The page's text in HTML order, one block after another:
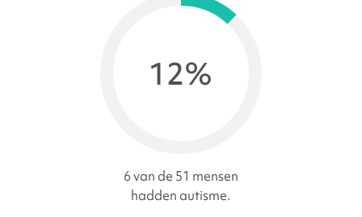
12%
6 van de 51 mensen
hadden autisme.